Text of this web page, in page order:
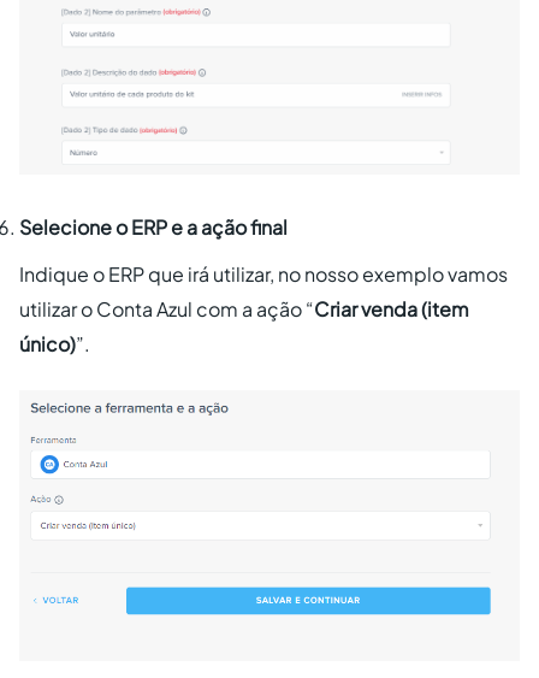
Selecione o ERP e a ação final
Indique o ERP que irá utilizar, no nosso exemplo vamos
utilizar o Conta Azul com a ação “Criar venda (item
único)”.